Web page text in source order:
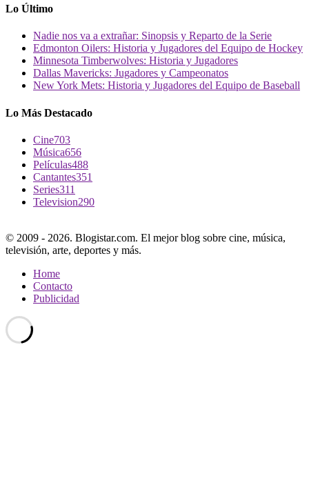
Lo Último
Nadie nos va a extrañar: Sinopsis y Reparto de la Serie
Edmonton Oilers: Historia y Jugadores del Equipo de Hockey
Minnesota Timberwolves: Historia y Jugadores
Dallas Mavericks: Jugadores y Campeonatos
New York Mets: Historia y Jugadores del Equipo de Baseball
Lo Más Destacado
Cine703
Música656
Películas488
Cantantes351
Series311
Television290
© 2009 - 2026. Blogistar.com. El mejor blog sobre cine, música,
televisión, arte, deportes y más.
Home
Contacto
Publicidad